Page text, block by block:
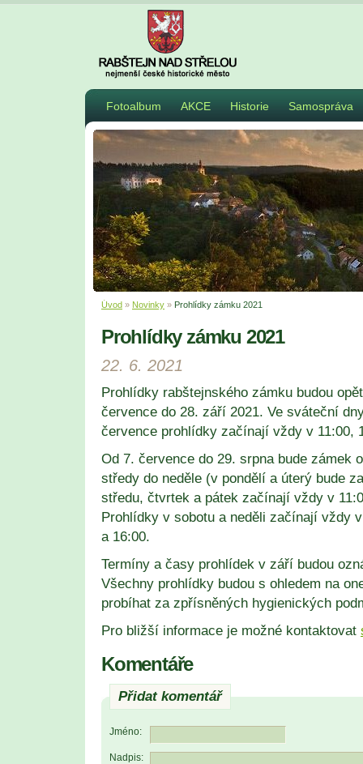
Fotoalbum AKCE Historie Samospráva
Úvod » Novinky » Prohlídky zámku 2021
Prohlídky zámku 2021
22. 6. 2021
Prohlídky rabštejnského zámku budou
července do 28. září 2021. Ve sváteční
července prohlídky začínají vždy v 11:00,
Od 7. července do 29. srpna bude zámek
středy do neděle (v pondělí a úterý bude
středu, čtvrtek a pátek začínají vždy v
Prohlídky v sobotu a neděli začínají vždy
a 16:00.
Termíny a časy prohlídek v září budou
Všechny prohlídky budou s ohledem na
probíhat za zpřísněných hygienických
Pro bližší informace je možné kontaktovat
Komentáře
Přidat komentář
Jméno:
Nadpis: